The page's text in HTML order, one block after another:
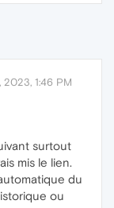
2023, 1:46 PM
surtout
mis le lien.
du
ou